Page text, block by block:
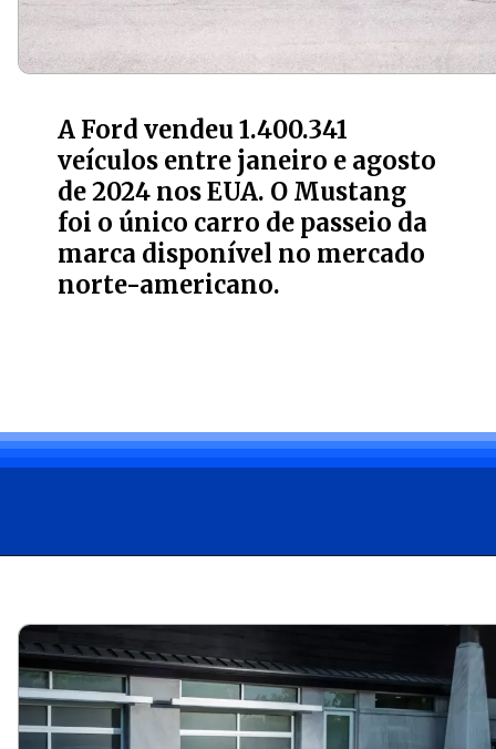
A Ford vendeu 1.400.341
veículos entre janeiro e agosto
de 2024 nos EUA. O Mustang
foi o único carro de passeio da
marca disponível no mercado
norte-americano.